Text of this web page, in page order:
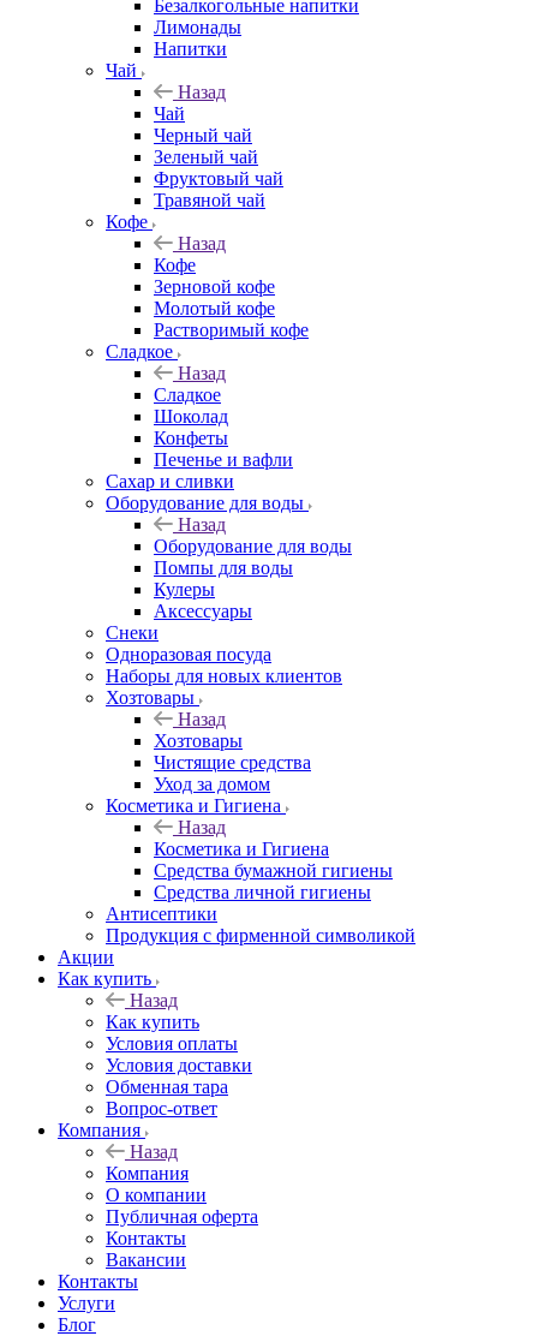
Безалкогольные напитки
Лимонады
Напитки
Чай
Назад
Чай
Черный чай
Зеленый чай
Фруктовый чай
Травяной чай
Кофе
Назад
Кофе
Зерновой кофе
Молотый кофе
Растворимый кофе
Сладкое
Назад
Сладкое
Шоколад
Конфеты
Печенье и вафли
Сахар и сливки
Оборудование для воды
Назад
Оборудование для воды
Помпы для воды
Кулеры
Аксессуары
Снеки
Одноразовая посуда
Наборы для новых клиентов
Хозтовары
Назад
Хозтовары
Чистящие средства
Уход за домом
Косметика и Гигиена
Назад
Косметика и Гигиена
Средства бумажной гигиены
Средства личной гигиены
Антисептики
Продукция с фирменной символикой
Акции
Как купить
Назад
Как купить
Условия оплаты
Условия доставки
Обменная тара
Вопрос-ответ
Компания
Назад
Компания
О компании
Публичная оферта
Контакты
Вакансии
Контакты
Услуги
Блог